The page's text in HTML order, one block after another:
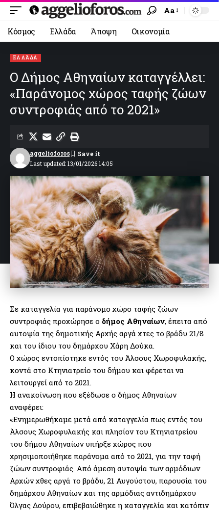
Aa
Κόσμος Ελλάδα Άποψη Οικονομία
ΕΛΛΆΔΑ
Ο Δήμος Αθηναίων καταγγέλλει:
«Παράνομος χώρος ταφής ζώων
συντροφιάς από το 2021»
Last updated: 13/01/2026 14:05
aggelioforos
Σε καταγγελία για παράνομο χώρο ταφής ζώων
συντροφιάς προχώρησε ο δήμος Αθηναίων, έπειτα από
αυτοψία της δημοτικής Αρχής αργά χτες το βράδυ 21/8
και του ίδιου του δημάρχου Χάρη Δούκα.
Ο χώρος εντοπίστηκε εντός του Άλσους Χωροφυλακής,
κοντά στο Κτηνιατρείο του δήμου και φέρεται να
λειτουργεί από το 2021.
Η ανακοίνωση που εξέδωσε ο δήμος Αθηναίων
αναφέρει:
«Ενημερωθήκαμε μετά από καταγγελία πως εντός του
Άλσους Χωροφυλακής και πλησίον του Κτηνιατρείου
του δήμου Αθηναίων υπήρξε χώρος που
χρησιμοποιήθηκε παράνομα από το 2021, για την ταφή
ζώων συντροφιάς. Από άμεση αυτοψία των αρμόδιων
Αρχών χθες αργά το βράδυ, 21 Αυγούστου, παρουσία του
δημάρχου Αθηναίων και της αρμόδιας αντιδημάρχου
Όλγας Δούρου, επιβεβαιώθηκε η καταγγελία και κατόπιν